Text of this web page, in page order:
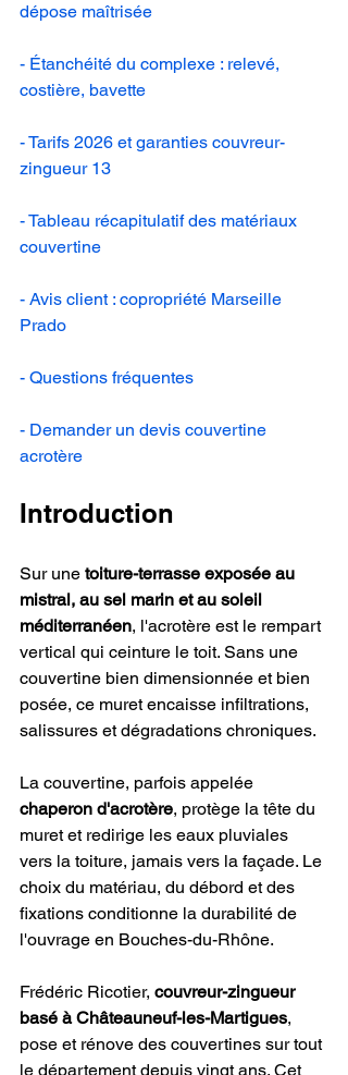
dépose maîtrisée
- Étanchéité du complexe : relevé,
costière, bavette
- Tarifs 2026 et garanties couvreur-
zingueur 13
- Tableau récapitulatif des matériaux
couvertine
- Avis client : copropriété Marseille
Prado
- Questions fréquentes
- Demander un devis couvertine
acrotère
Introduction
Sur une toiture-terrasse exposée au
mistral, au sel marin et au soleil
méditerranéen, l'acrotère est le rempart
vertical qui ceinture le toit. Sans une
couvertine bien dimensionnée et bien
posée, ce muret encaisse infiltrations,
salissures et dégradations chroniques.
La couvertine, parfois appelée
chaperon d'acrotère, protège la tête du
muret et redirige les eaux pluviales
vers la toiture, jamais vers la façade. Le
choix du matériau, du débord et des
fixations conditionne la durabilité de
l'ouvrage en Bouches-du-Rhône.
Frédéric Ricotier, couvreur-zingueur
basé à Châteauneuf-les-Martigues,
pose et rénove des couvertines sur tout
le département depuis vingt ans. Cet